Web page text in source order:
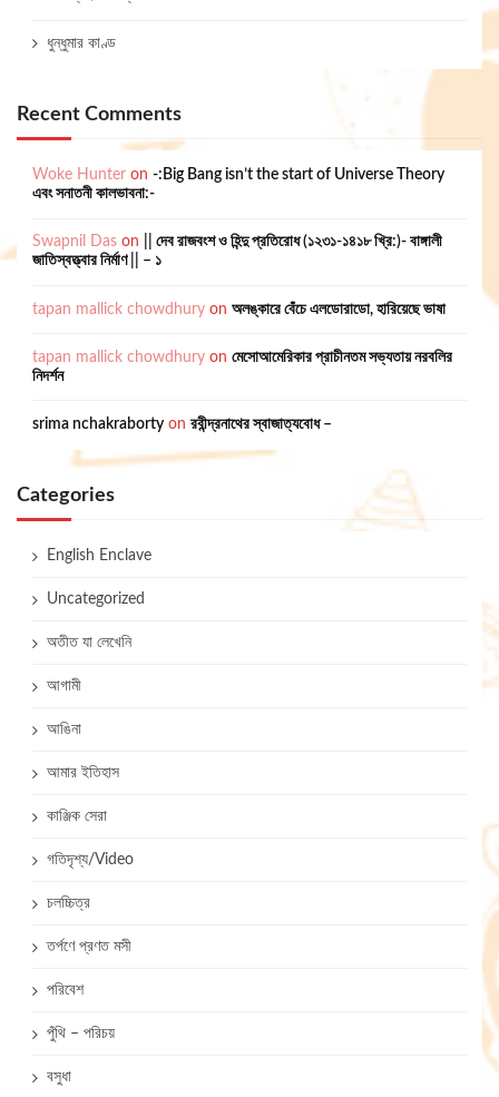
ধুন্ধুমার কাণ্ড
Recent Comments
Woke Hunter on -:Big Bang isn’t the start of Universe Theory
এবং সনাতনী কালভাবনা:-
Swapnil Das on
|| দেব রাজবংশ ও হিন্দু প্রতিরোধ (১২৩১-১৪১৮ খ্রি:)- বাঙ্গালী
জাতিস্বত্ত্বার নির্মাণ || – ১
tapan mallick chowdhury on অলঙ্কারে বেঁচে এলডোরাডো, হারিয়েছে ভাষা
tapan mallick chowdhury on মেসোআমেরিকার প্রাচীনতম সভ্যতায় নরবলির
নিদর্শন
srima nchakraborty on রবীন্দ্রনাথের স্বাজাত্যবোধ –
Categories
English Enclave
Uncategorized
অতীত যা লেখেনি
আগামী
আঙিনা
আমার ইতিহাস
কাঞ্জিক সেরা
গতিদৃশ্য/Video
চলচ্চিত্র
তর্পণে প্রণত মসী
পরিবেশ
পুঁথি – পরিচয়
বসুধা